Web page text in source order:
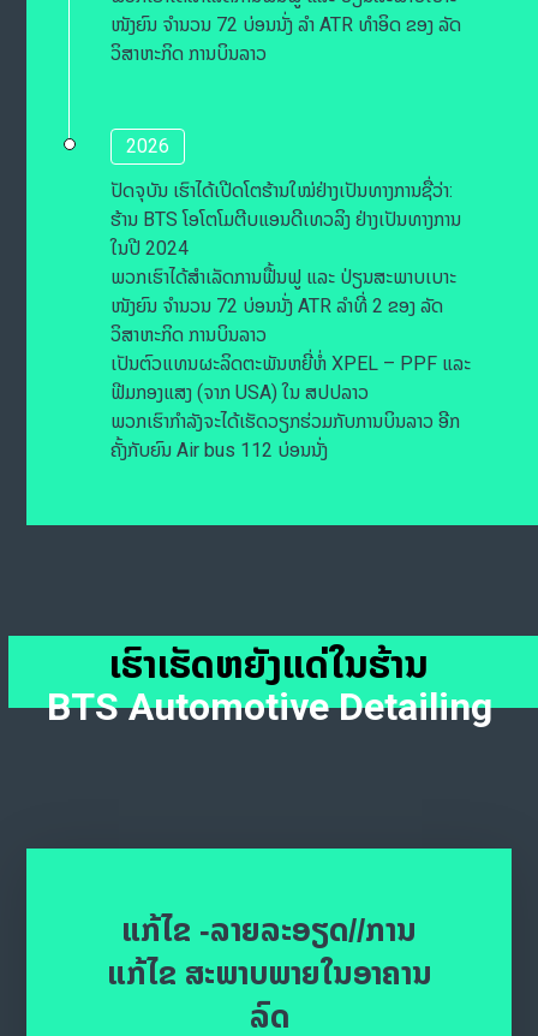
ໜັງຍົນ ຈຳນວນ 72 ບ່ອນນັ່ງ ລຳ ATR ທຳອິດ ຂອງ ລັດ
ວິສາຫະກິດ ການບິນລາວ
2026
ປັດຈຸບັນ ເຮົາໄດ້ເປີດໂຕຮ້ານໃໝ່ຢ່າງເປັນທາງການຊື່ວ່າ:
ຮ້ານ BTS ໂອໂຕໂມຕີບແອນດີເທວລິງ ຢ່າງເປັນທາງການ
ໃນປີ 2024
ພວກເຮົາໄດ້ສຳເລັດການຟື້ນຟູ ແລະ ປ່ຽນສະພາບເບາະ
ໜັງຍົນ ຈຳນວນ 72 ບ່ອນນັ່ງ ATR ລຳທີ່ 2 ຂອງ ລັດ
ວິສາຫະກິດ ການບິນລາວ
ເປັນຕົວແທນຜະລິດຕະພັນຫຍີ່ຫໍ່ XPEL – PPF ແລະ
ຟີມກອງແສງ (ຈາກ USA) ໃນ ສປປລາວ
ພວກເຮົາກຳລັງຈະໄດ້ເຮັດວຽກຮ່ວມກັບການບິນລາວ ອີກ
ຄັ້ງກັບຍົນ Air bus 112 ບ່ອນນັ່ງ
ເຮົາເຮັດຫຍັງແດ່ໃນຮ້ານ
BTS Automotive Detailing
ແກ້ໄຂ -ລາຍລະອຽດ//ການ
ແກ້ໄຂ ສະພາບພາຍໃນອາຄານ
ລົດ